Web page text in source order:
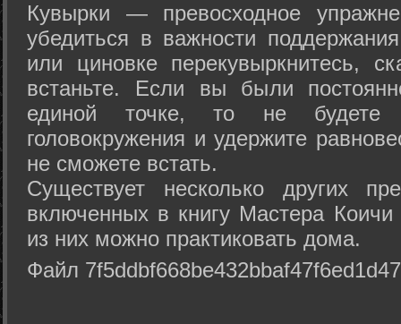
Кувырки — превосходное
убедиться в важности
или циновке перекувыркнитесь,
встаньте. Если вы были
единой точке, то не будете
головокружения и удержите
не сможете встать.
Существует несколько других
включенных в книгу Мастера
из них можно практиковать дома.
Файл